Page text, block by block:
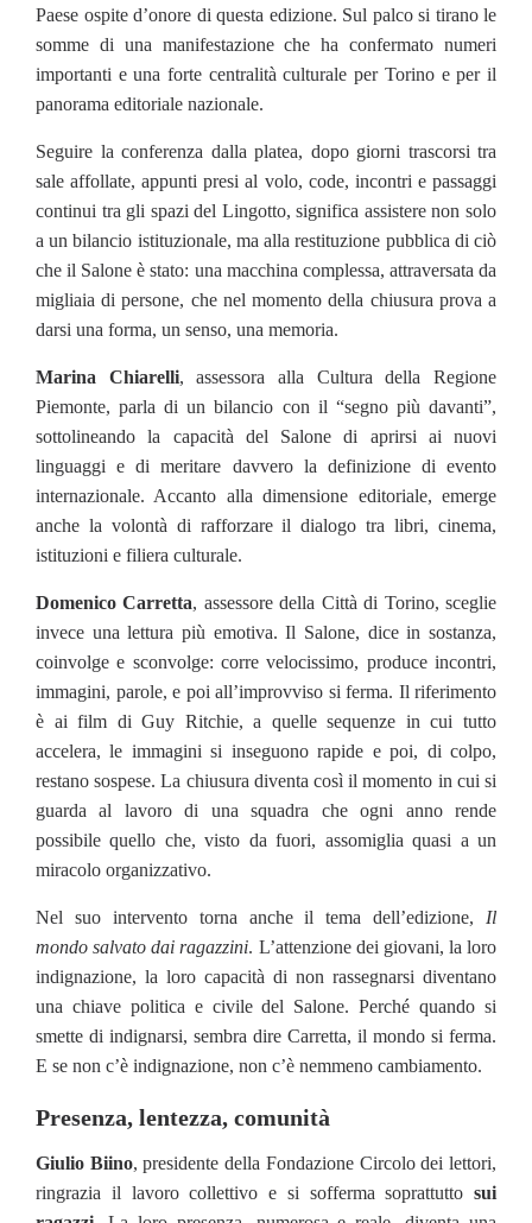
Paese ospite d’onore di questa edizione. Sul palco si tirano le
somme di una manifestazione che ha confermato numeri
importanti e una forte centralità culturale per Torino e per il
panorama editoriale nazionale.
Seguire la conferenza dalla platea, dopo giorni trascorsi tra
sale affollate, appunti presi al volo, code, incontri e passaggi
continui tra gli spazi del Lingotto, significa assistere non solo
a un bilancio istituzionale, ma alla restituzione pubblica di ciò
che il Salone è stato: una macchina complessa, attraversata da
migliaia di persone, che nel momento della chiusura prova a
darsi una forma, un senso, una memoria.
Marina Chiarelli, assessora alla Cultura della Regione
Piemonte, parla di un bilancio con il “segno più davanti”,
sottolineando la capacità del Salone di aprirsi ai nuovi
linguaggi e di meritare davvero la definizione di evento
internazionale. Accanto alla dimensione editoriale, emerge
anche la volontà di rafforzare il dialogo tra libri, cinema,
istituzioni e filiera culturale.
Domenico Carretta, assessore della Città di Torino, sceglie
invece una lettura più emotiva. Il Salone, dice in sostanza,
coinvolge e sconvolge: corre velocissimo, produce incontri,
immagini, parole, e poi all’improvviso si ferma. Il riferimento
è ai film di Guy Ritchie, a quelle sequenze in cui tutto
accelera, le immagini si inseguono rapide e poi, di colpo,
restano sospese. La chiusura diventa così il momento in cui si
guarda al lavoro di una squadra che ogni anno rende
possibile quello che, visto da fuori, assomiglia quasi a un
miracolo organizzativo.
Nel suo intervento torna anche il tema dell’edizione, Il
mondo salvato dai ragazzini. L’attenzione dei giovani, la loro
indignazione, la loro capacità di non rassegnarsi diventano
una chiave politica e civile del Salone. Perché quando si
smette di indignarsi, sembra dire Carretta, il mondo si ferma.
E se non c’è indignazione, non c’è nemmeno cambiamento.
Presenza, lentezza, comunità
Giulio Biino, presidente della Fondazione Circolo dei lettori,
ringrazia il lavoro collettivo e si sofferma soprattutto sui